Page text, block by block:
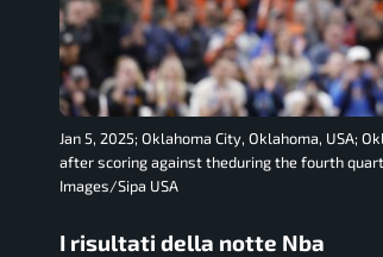
Jan 5, 2025; Oklahoma City, Oklahoma, USA;
after scoring against theduring the fourth
Images/Sipa USA
I risultati della notte Nba